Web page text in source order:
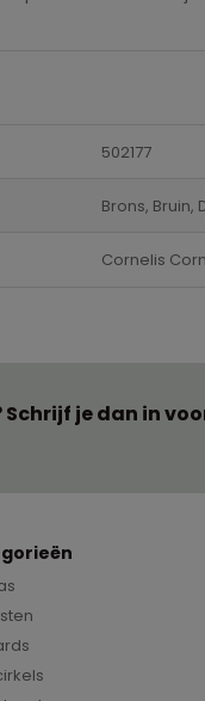
502177
Brons, Bruin,
Cornelis
je dan in